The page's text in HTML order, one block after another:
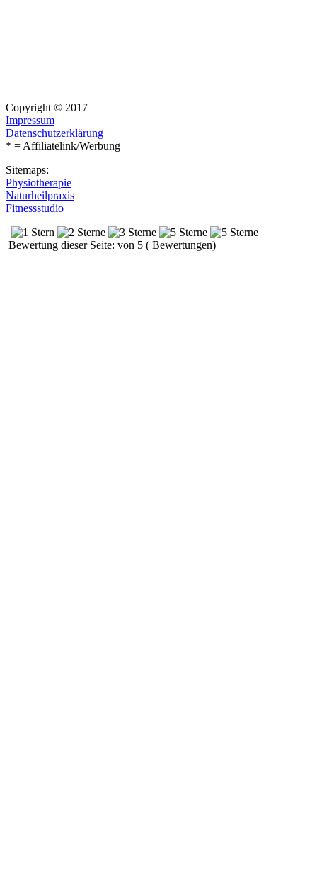
Copyright © 2017
Impressum
Datenschutzerklärung
* = Affiliatelink/Werbung
Sitemaps:
Physiotherapie
Naturheilpraxis
Fitnessstudio
Bewertung dieser Seite: von 5 ( Bewertungen)